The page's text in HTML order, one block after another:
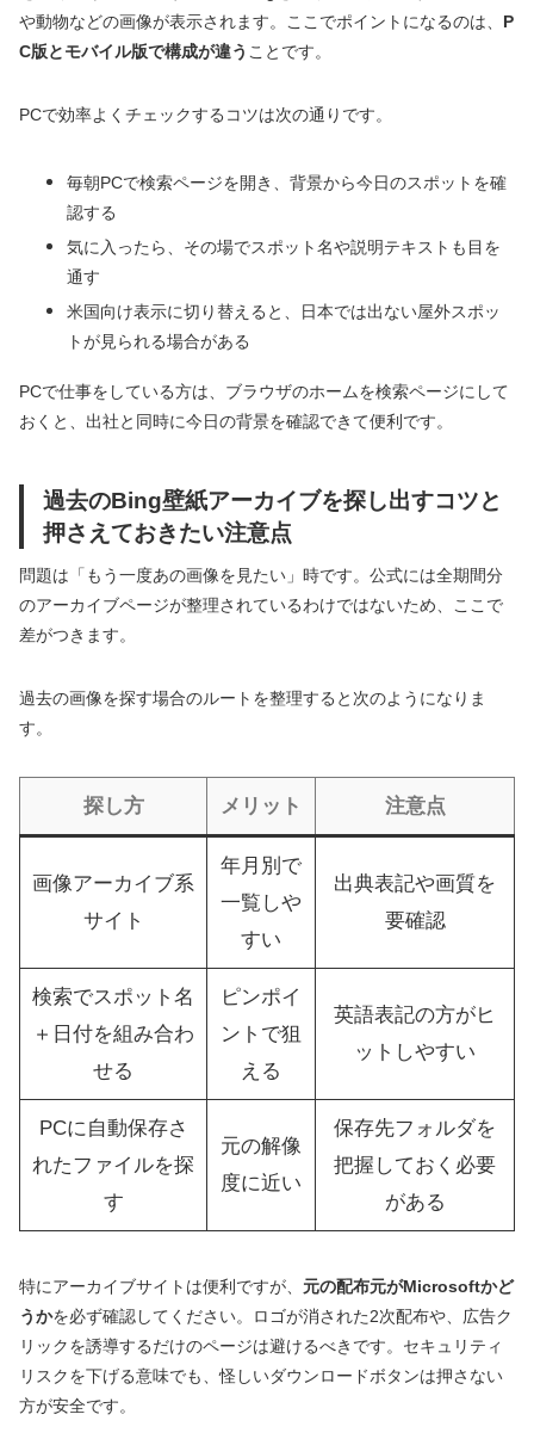
や動物などの画像が表示されます。ここでポイントになるのは、 P
C版とモバイル版で構成が違う ことです。
PCで効率よくチェックするコツは次の通りです。
毎朝PCで検索ページを開き、背景から今日のスポットを確
認する
気に入ったら、その場でスポット名や説明テキストも目を
通す
米国向け表示に切り替えると、日本では出ない屋外スポッ
トが見られる場合がある
PCで仕事をしている方は、ブラウザのホームを検索ページにして
おくと、出社と同時に今日の背景を確認できて便利です。
過去のBing壁紙アーカイブを探し出すコツと
押さえておきたい注意点
問題は「もう一度あの画像を見たい」時です。公式には全期間分
のアーカイブページが整理されているわけではないため、ここで
差がつきます。
過去の画像を探す場合のルートを整理すると次のようになりま
す。
探し方 メリット 注意点
画像アーカイブ系
サイト
年月別で
一覧しや
すい
出典表記や画質を
要確認
検索でスポット名
＋日付を組み合わ
せる
ピンポイ
ントで狙
える
英語表記の方がヒ
ットしやすい
PCに自動保存さ
れたファイルを探
す
元の解像
度に近い
保存先フォルダを
把握しておく必要
がある
特にアーカイブサイトは便利ですが、 元の配布元がMicrosoftかど
うかを必ず確認してください。ロゴが消された2次配布や、広告ク
リックを誘導するだけのページは避けるべきです。セキュリティ
リスクを下げる意味でも、怪しいダウンロードボタンは押さない
方が安全です。